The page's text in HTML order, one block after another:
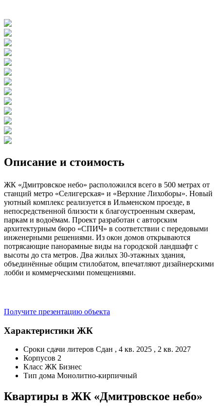
Описание и стоимость
ЖК «Дмитровское небо» расположился всего в 500 метрах от
станций метро «Селигерская» и «Верхние Лихоборы». Новый
уютный комплекс реализуется в Ильменском проезде, в
непосредственной близости к благоустроенным скверам,
паркам и водоёмам. Проект разработан с авторским
архитектурным бюро «СПИЧ» в соответствии с передовыми
инженерными решениями. Из окон домов открываются
потрясающие панорамные виды на городской ландшафт с
высоты до ста метров. Два жилых 30-этажных здания,
объединённые общим стилобатом, впечатляют дизайнерскими
лобби и коммерческими помещениями.
Получите презентацию объекта
Характеристики ЖК
Сроки сдачи литеров Сдан , 4 кв. 2025 , 2 кв. 2027
Корпусов 2
Класс ЖК Бизнес
Тип дома Монолитно-кирпичный
Квартиры в ЖК «Дмитровское небо»